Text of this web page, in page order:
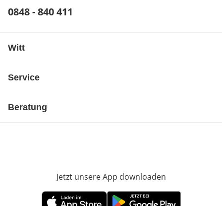
Telefonnummer:
0848 - 840 411
Witt
Service
Beratung
Jetzt unsere App downloaden